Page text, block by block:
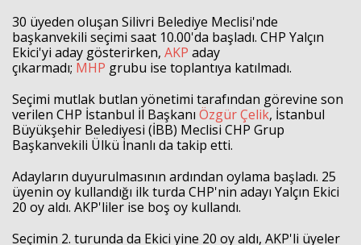
30 üyeden oluşan Silivri Belediye Meclisi'nde
başkanvekili seçimi saat 10.00'da başladı. CHP Yalçın
Ekici'yi aday gösterirken, AKP aday
çıkarmadı; MHP grubu ise toplantıya katılmadı.
Seçimi mutlak butlan yönetimi tarafından görevine son
verilen CHP İstanbul İl Başkanı Özgür Çelik, İstanbul
Büyükşehir Belediyesi (İBB) Meclisi CHP Grup
Başkanvekili Ülkü İnanlı da takip etti.
Adayların duyurulmasının ardından oylama başladı. 25
üyenin oy kullandığı ilk turda CHP'nin adayı Yalçın Ekici
20 oy aldı. AKP'liler ise boş oy kullandı.
Seçimin 2. turunda da Ekici yine 20 oy aldı, AKP'li üyeler